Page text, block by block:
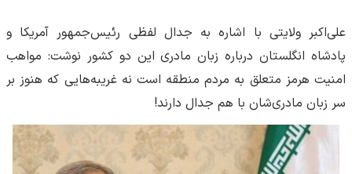
علی‌اکبر ولایتی با اشاره به جدال لفظی رئیس‌جمهور آمریکا و
پادشاه انگلستان درباره زبان مادری این دو کشور نوشت: مواهب
امنیت هرمز متعلق به مردم منطقه است نه غریبه‌هایی که هنوز بر
سر زبان مادری‌شان با هم جدال دارند!